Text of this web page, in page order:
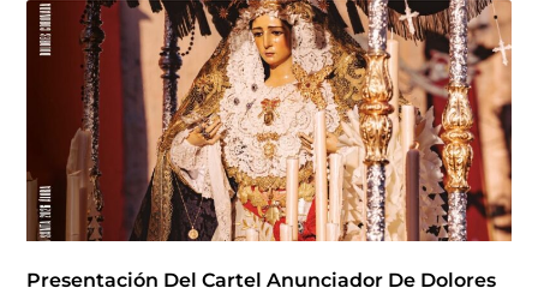
Presentación Del Cartel Anunciador De Dolores